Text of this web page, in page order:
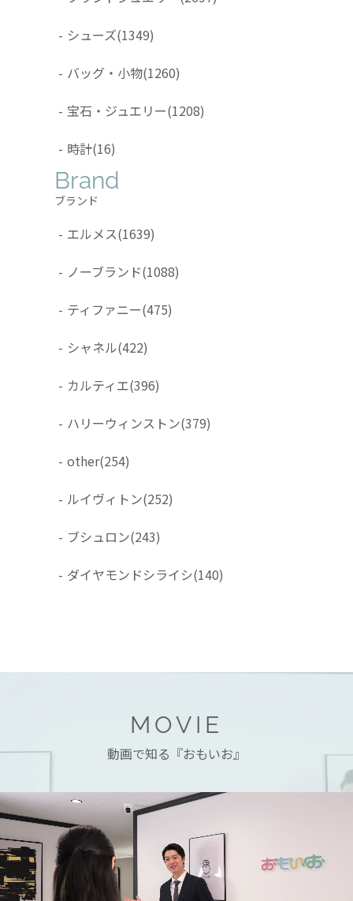
- シューズ(1349)
- バッグ・小物(1260)
- 宝石・ジュエリー(1208)
- 時計(16)
Brand
ブランド
- エルメス(1639)
- ノーブランド(1088)
- ティファニー(475)
- シャネル(422)
- カルティエ(396)
- ハリーウィンストン(379)
- other(254)
- ルイヴィトン(252)
- ブシュロン(243)
- ダイヤモンドシライシ(140)
MOVIE
動画で知る『おもいお』